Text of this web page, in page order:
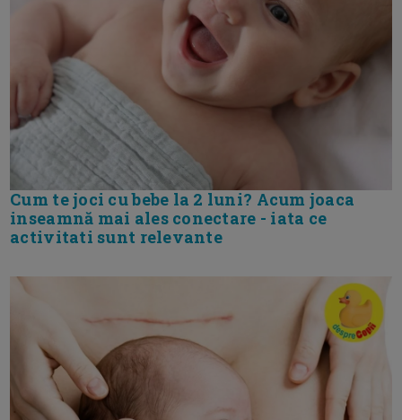
Cum te joci cu bebe la 2 luni? Acum joaca
inseamnă mai ales conectare - iata ce
activitati sunt relevante